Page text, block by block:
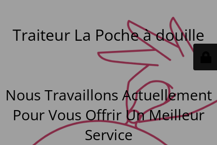
Traiteur La Poche à douille
Nous Travaillons Actuellement
Pour Vous Offrir Un Meilleur
Service